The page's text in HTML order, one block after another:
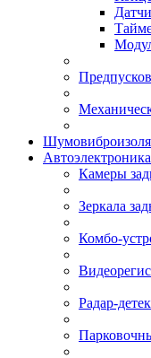
Автоэлектроника
Камеры
Зеркала
Комбо-
Радар-